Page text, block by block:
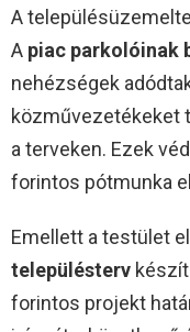
A
A piac parkolóinak
nehézségek
közművezetékeket
a terveken. Ezek
forintos pótmunka
Emellett a testület
településterv
forintos projekt